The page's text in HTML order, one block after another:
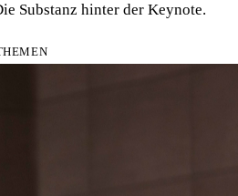
Substanz hinter der Keynote.